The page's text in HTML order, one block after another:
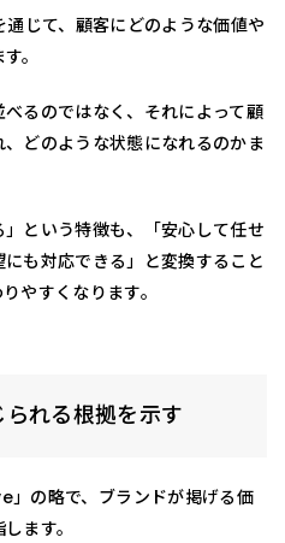
じて、顧客にどのような価値や
。
るのではなく、それによって顧
どのような状態になれるのかま
という特徴も、「安心して任せ
も対応できる」と変換すること
やすくなります。
れる根拠を示す
の略で、ブランドが掲げる価
ます。